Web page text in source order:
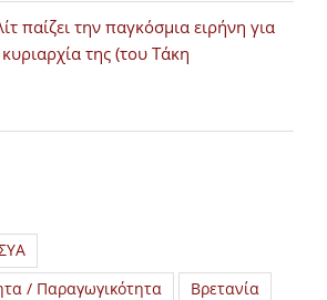
παίζει την παγκόσμια ειρήνη για
της (του Τάκη
/ Παραγωγικότητα
Βρετανία